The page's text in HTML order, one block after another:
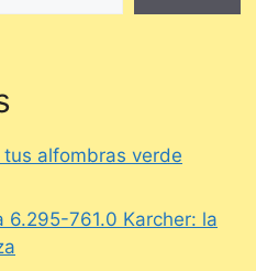
alfombras verde
6.295-761.0 Karcher: la